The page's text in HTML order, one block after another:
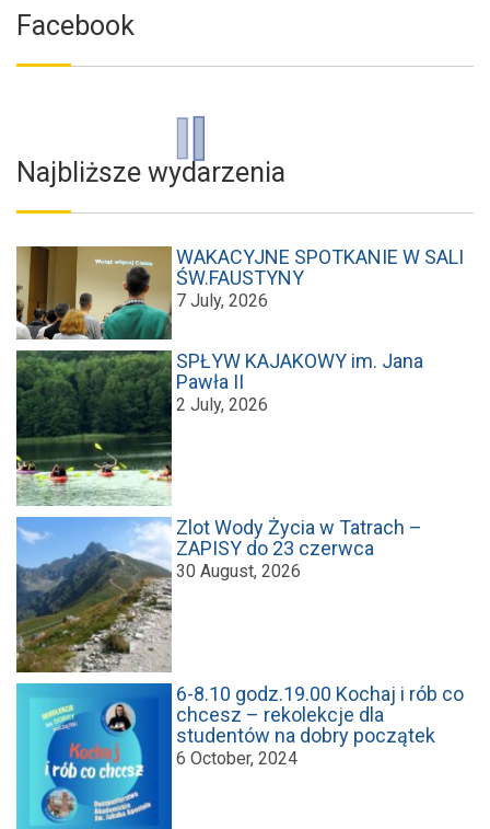
Facebook
Najbliższe wydarzenia
WAKACYJNE SPOTKANIE W SALI
ŚW.FAUSTYNY
7 July, 2026
SPŁYW KAJAKOWY im. Jana
Pawła II
2 July, 2026
Zlot Wody Życia w Tatrach –
ZAPISY do 23 czerwca
30 August, 2026
6-8.10 godz.19.00 Kochaj i rób co
chcesz – rekolekcje dla
studentów na dobry początek
6 October, 2024